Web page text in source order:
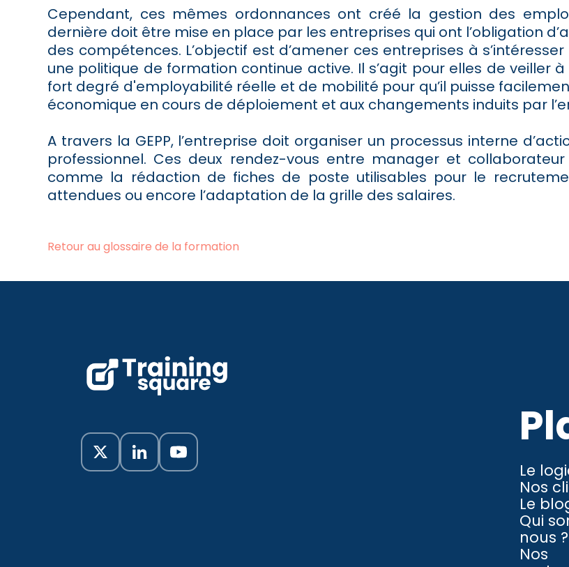
Cependant, ces mêmes ordonnances ont créé la gestion des
dernière doit être mise en place par les entreprises qui ont l’obligation
des compétences. L’objectif est d’amener ces entreprises à
une politique de formation continue active. Il s’agit pour elles de veiller
fort degré d'employabilité réelle et de mobilité pour qu’il puisse
économique en cours de déploiement et aux changements induits par
A travers la GEPP, l’entreprise doit organiser un processus interne
professionnel. Ces deux rendez-vous entre manager et
comme la rédaction de fiches de poste utilisables pour le
attendues ou encore l’adaptation de la grille des salaires.
Retour au glossaire de la formation
Le
Nos
Le
Qui
nous ?
Nos